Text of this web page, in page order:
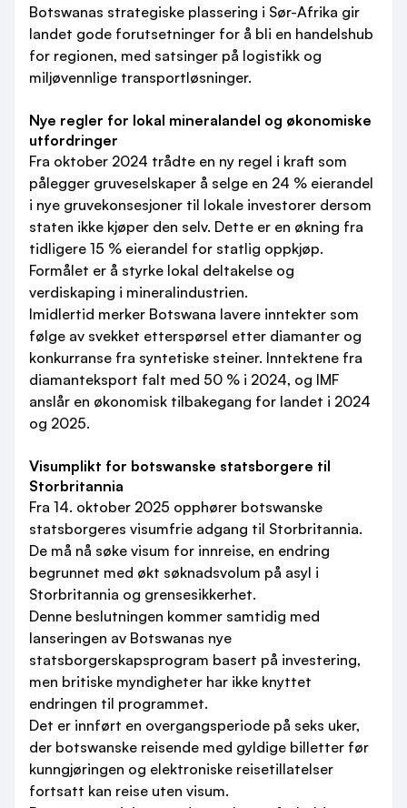
Botswanas strategiske plassering i Sør-Afrika gir
landet gode forutsetninger for å bli en handelshub
for regionen, med satsinger på logistikk og
miljøvennlige transportløsninger.
Nye regler for lokal mineralandel og økonomiske
utfordringer
Fra oktober 2024 trådte en ny regel i kraft som
pålegger gruveselskaper å selge en 24 % eierandel
i nye gruvekonsesjoner til lokale investorer dersom
staten ikke kjøper den selv. Dette er en økning fra
tidligere 15 % eierandel for statlig oppkjøp.
Formålet er å styrke lokal deltakelse og
verdiskaping i mineralindustrien.
Imidlertid merker Botswana lavere inntekter som
følge av svekket etterspørsel etter diamanter og
konkurranse fra syntetiske steiner. Inntektene fra
diamanteksport falt med 50 % i 2024, og IMF
anslår en økonomisk tilbakegang for landet i 2024
og 2025.
Visumplikt for botswanske statsborgere til
Storbritannia
Fra 14. oktober 2025 opphører botswanske
statsborgeres visumfrie adgang til Storbritannia.
De må nå søke visum for innreise, en endring
begrunnet med økt søknadsvolum på asyl i
Storbritannia og grensesikkerhet.
Denne beslutningen kommer samtidig med
lanseringen av Botswanas nye
statsborgerskapsprogram basert på investering,
men britiske myndigheter har ikke knyttet
endringen til programmet.
Det er innført en overgangsperiode på seks uker,
der botswanske reisende med gyldige billetter før
kunngjøringen og elektroniske reisetillatelser
fortsatt kan reise uten visum.